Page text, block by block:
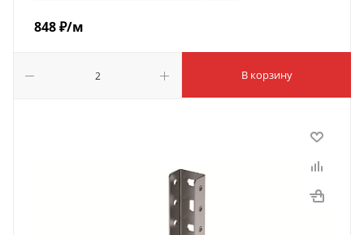
848₽/м
В корзину